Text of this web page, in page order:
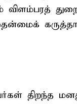
விளம்பரத்
திறந்த